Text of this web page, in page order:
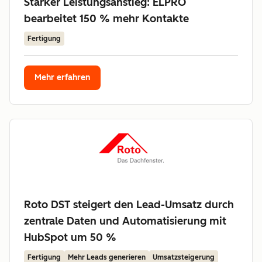
bearbeitet 150 % mehr Kontakte
Fertigung
Mehr erfahren
Roto DST steigert den Lead-Umsatz durch
zentrale Daten und Automatisierung mit
HubSpot um 50 %
Fertigung Mehr Leads generieren Umsatzsteigerung